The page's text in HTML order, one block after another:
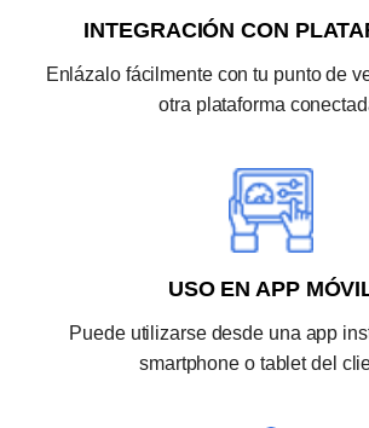
INTEGRACIÓN CON
Enlázalo fácilmente con tu punto de
otra plataforma
USO EN APP
Puede utilizarse desde una app
smartphone o tablet del